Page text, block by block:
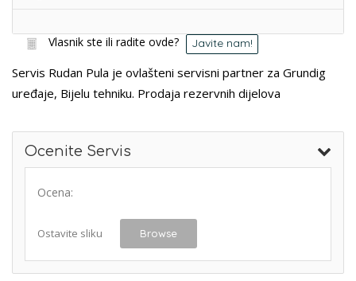
Vlasnik ste ili radite ovde? Javite nam!
Servis Rudan Pula je ovlašteni servisni partner za Grundig
uređaje, Bijelu tehniku. Prodaja rezervnih dijelova
Ocenite Servis
Ocena:
Ostavite sliku Browse